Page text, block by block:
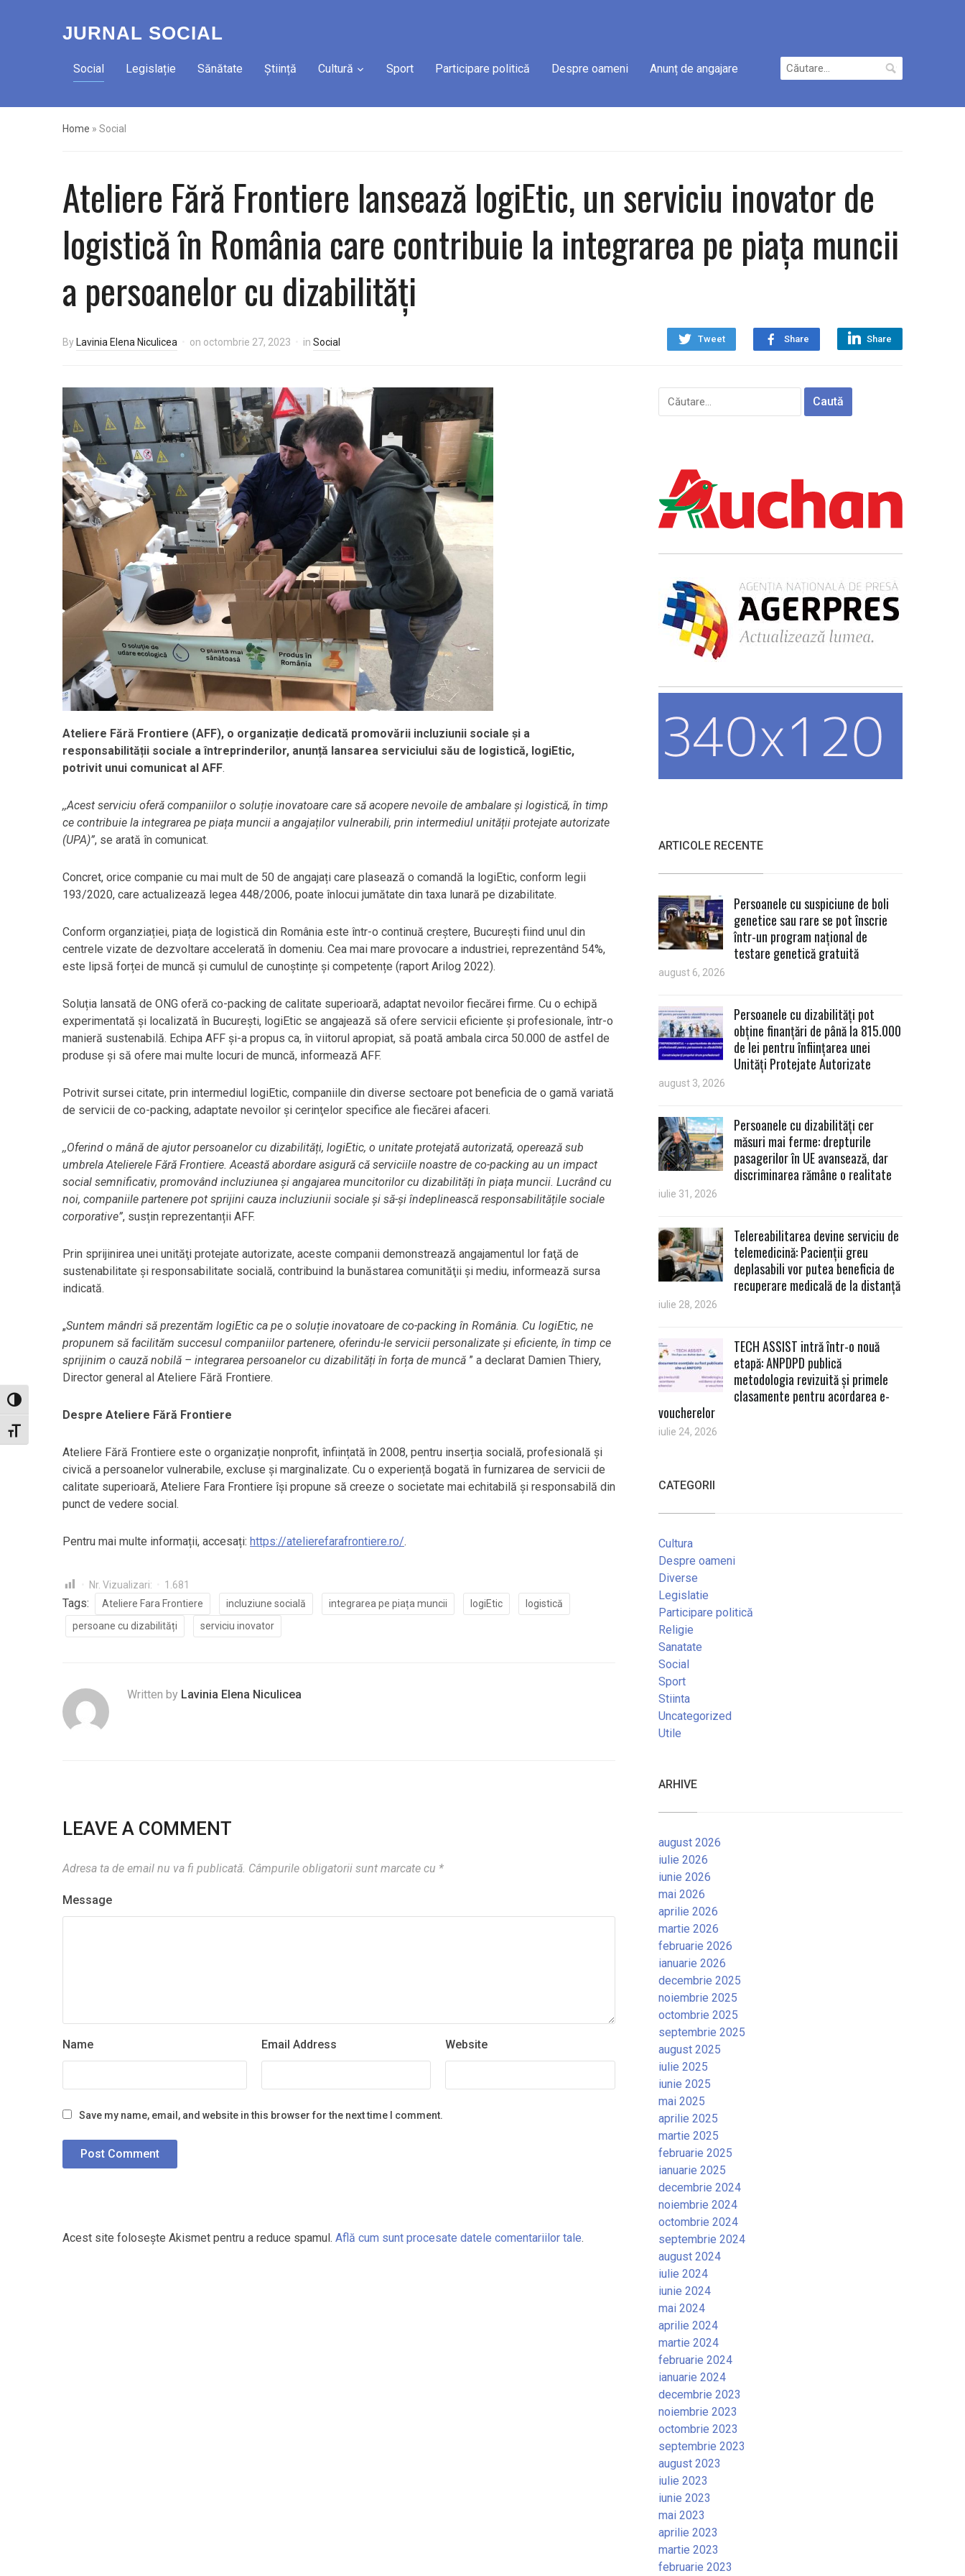
Toggle High Contrast
Toggle Font size
JURNAL SOCIAL
Social Legislație Sănătate Știință Cultură Sport Participare politică Despre oameni Anunț de angajare
Caută
după:
Home » Social
Ateliere Fără Frontiere lansează logiEtic, un serviciu inovator de
logistică în România care contribuie la integrarea pe piața muncii
a persoanelor cu dizabilități
Tweet Share Share
By Lavinia Elena Niculicea on octombrie 27, 2023 in Social
Ateliere Fără Frontiere (AFF), o organizație dedicată promovării incluziunii sociale și a
responsabilității sociale a întreprinderilor, anunță lansarea serviciului său de logistică, logiEtic,
potrivit unui comunicat al AFF.
,,Acest serviciu oferă companiilor o soluție inovatoare care să acopere nevoile de ambalare și logistică, în timp
ce contribuie la integrarea pe piața muncii a angajaților vulnerabili, prin intermediul unității protejate autorizate
(UPA)”, se arată în comunicat.
Concret, orice companie cu mai mult de 50 de angajați care plasează o comandă la logiEtic, conform legii
193/2020, care actualizează legea 448/2006, poate înlocui jumătate din taxa lunară pe dizabilitate.
Conform organziației, piața de logistică din România este într-o continuă creștere, București fiind unul din
centrele vizate de dezvoltare accelerată în domeniu. Cea mai mare provocare a industriei, reprezentând 54%,
este lipsă forței de muncă și cumulul de cunoștințe și competențe (raport Arilog 2022).
Soluția lansată de ONG oferă co-packing de calitate superioară, adaptat nevoilor fiecărei firme. Cu o echipă
experimentată și localizată în București, logiEtic se angajează să ofere servicii eficiente și profesionale, într-o
manieră sustenabilă. Echipa AFF și-a propus ca, în viitorul apropiat, să poată ambala circa 50.000 de astfel de
produse și să ofere mai multe locuri de muncă, informează AFF.
Potrivit sursei citate, prin intermediul logiEtic, companiile din diverse sectoare pot beneficia de o gamă variată
de servicii de co-packing, adaptate nevoilor şi cerinţelor specifice ale fiecărei afaceri.
,,Oferind o mână de ajutor persoanelor cu dizabilități, logiEtic, o unitate protejată autorizată, operează sub
umbrela Atelierele Fără Frontiere. Această abordare asigură că serviciile noastre de co-packing au un impact
social semnificativ, promovând incluziunea și angajarea muncitorilor cu dizabilități în piața muncii. Lucrând cu
noi, companiile partenere pot sprijini cauza incluziunii sociale și să-și îndeplinească responsabilitățile sociale
corporative”, susțin reprezentanții AFF.
Prin sprijinirea unei unităţi protejate autorizate, aceste companii demonstrează angajamentul lor faţă de
sustenabilitate şi responsabilitate socială, contribuind la bunăstarea comunităţii şi mediu, informează sursa
indicată.
„Suntem mândri să prezentăm logiEtic ca pe o soluție inovatoare de co-packing în România. Cu logiEtic, ne
propunem să facilităm succesul companiilor partenere, oferindu-le servicii personalizate și eficiente, în timp ce
sprijinim o cauză nobilă – integrarea persoanelor cu dizabilități în forța de muncă ” a declarat Damien Thiery,
Director general al Ateliere Fără Frontiere.
Despre Ateliere Fără Frontiere
Ateliere Fără Frontiere este o organizație nonprofit, înființată în 2008, pentru inserția socială, profesională și
civică a persoanelor vulnerabile, excluse și marginalizate. Cu o experiență bogată în furnizarea de servicii de
calitate superioară, Ateliere Fara Frontiere își propune să creeze o societate mai echitabilă și responsabilă din
punct de vedere social.
Pentru mai multe informații, accesați: https://atelierefarafrontiere.ro/.
Nr. Vizualizari: 1.681
Tags: Ateliere Fara Frontiere incluziune socială integrarea pe piața muncii logiEtic
logistică
persoane cu dizabilități
serviciu inovator
Written by Lavinia Elena Niculicea
LEAVE A COMMENT
Adresa ta de email nu va fi publicată. Câmpurile obligatorii sunt marcate cu *
Message
Name Email Address Website
Save my name, email, and website in this browser for the next time I comment.
Acest site folosește Akismet pentru a reduce spamul. Află cum sunt procesate datele comentariilor tale.
Caută
după:
ARTICOLE RECENTE
Persoanele cu suspiciune de boli
genetice sau rare se pot înscrie
într-un program național de
testare genetică gratuită
august 6, 2026
Persoanele cu dizabilități pot
obține finanțări de până la 815.000
de lei pentru înființarea unei
Unități Protejate Autorizate
august 3, 2026
Persoanele cu dizabilități cer
măsuri mai ferme: drepturile
pasagerilor în UE avansează, dar
discriminarea rămâne o realitate
iulie 31, 2026
Telereabilitarea devine serviciu de
telemedicină: Pacienții greu
deplasabili vor putea beneficia de
recuperare medicală de la distanță
iulie 28, 2026
TECH ASSIST intră într-o nouă
etapă: ANPDPD publică
metodologia revizuită și primele
clasamente pentru acordarea e-
voucherelor
iulie 24, 2026
CATEGORII
Cultura
Despre oameni
Diverse
Legislatie
Participare politică
Religie
Sanatate
Social
Sport
Stiinta
Uncategorized
Utile
ARHIVE
august 2026
iulie 2026
iunie 2026
mai 2026
aprilie 2026
martie 2026
februarie 2026
ianuarie 2026
decembrie 2025
noiembrie 2025
octombrie 2025
septembrie 2025
august 2025
iulie 2025
iunie 2025
mai 2025
aprilie 2025
martie 2025
februarie 2025
ianuarie 2025
decembrie 2024
noiembrie 2024
octombrie 2024
septembrie 2024
august 2024
iulie 2024
iunie 2024
mai 2024
aprilie 2024
martie 2024
februarie 2024
ianuarie 2024
decembrie 2023
noiembrie 2023
octombrie 2023
septembrie 2023
august 2023
iulie 2023
iunie 2023
mai 2023
aprilie 2023
martie 2023
februarie 2023